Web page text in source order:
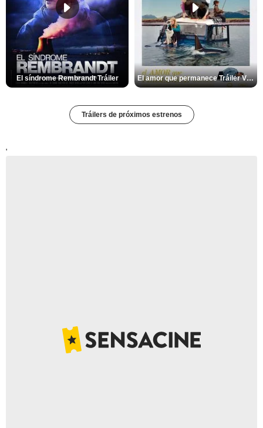
El síndrome Rembrandt Tráiler El amor que permanece Tráiler VOSE
Tráilers de próximos estrenos
'